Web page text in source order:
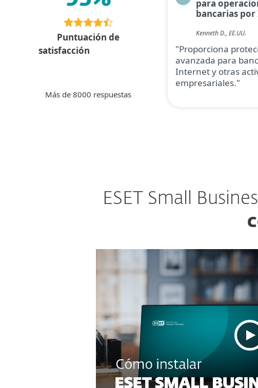
Puntuación de
satisfacción
Más de 8000 respuestas
para
bancarias
Kenneth D., EE.UU.
"Proporciona
avanzada para
Internet y otras
empresariales."
ESET Small